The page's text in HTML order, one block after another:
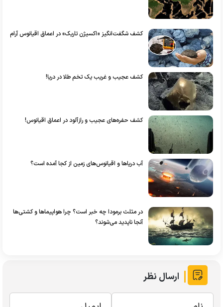
کشف شگفت‌انگیز «اکسیژن تاریک» در اعماق اقیانوس آرام
کشف عجیب و غریب یک تخم طلا در دریا!
کشف حفره‌های عجیب و رازآلود در اعماق اقیانوس!
آب دریا‌ها و اقیانوس‌های زمین از کجا آمده است؟
در مثلث برمودا چه خبر است؟ چرا هواپیماها و کشتی‌ها
آنجا ناپدید می‌شوند؟
ارسال نظر